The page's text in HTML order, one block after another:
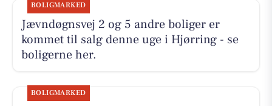
BOLIGMARKED
Jævndøgnsvej 2 og 5 andre boliger er
kommet til salg denne uge i Hjørring - se
boligerne her.
BOLIGMARKED